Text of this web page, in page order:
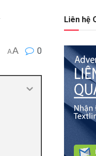
AA 0
Liên hệ